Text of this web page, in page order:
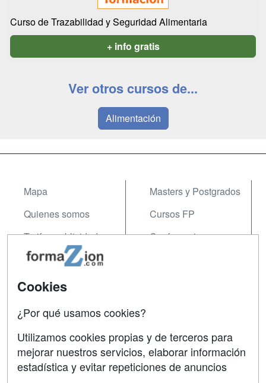
Curso de Trazabilidad y Seguridad Alimentaria
+ info gratis
Ver otros cursos de...
Alimentación
Mapa
Quienes somos
Tarifas publicidad
Acceso Usuarios
Acceso Centros
Masters y Postgrados
Cursos FP
Conferencias
Contactar
Confidencialidad
Aviso legal
Cookies
¿Por qué usamos cookies?
Utilizamos cookies propias y de terceros para
mejorar nuestros servicios, elaborar información
estadística y evitar repeticiones de anuncios